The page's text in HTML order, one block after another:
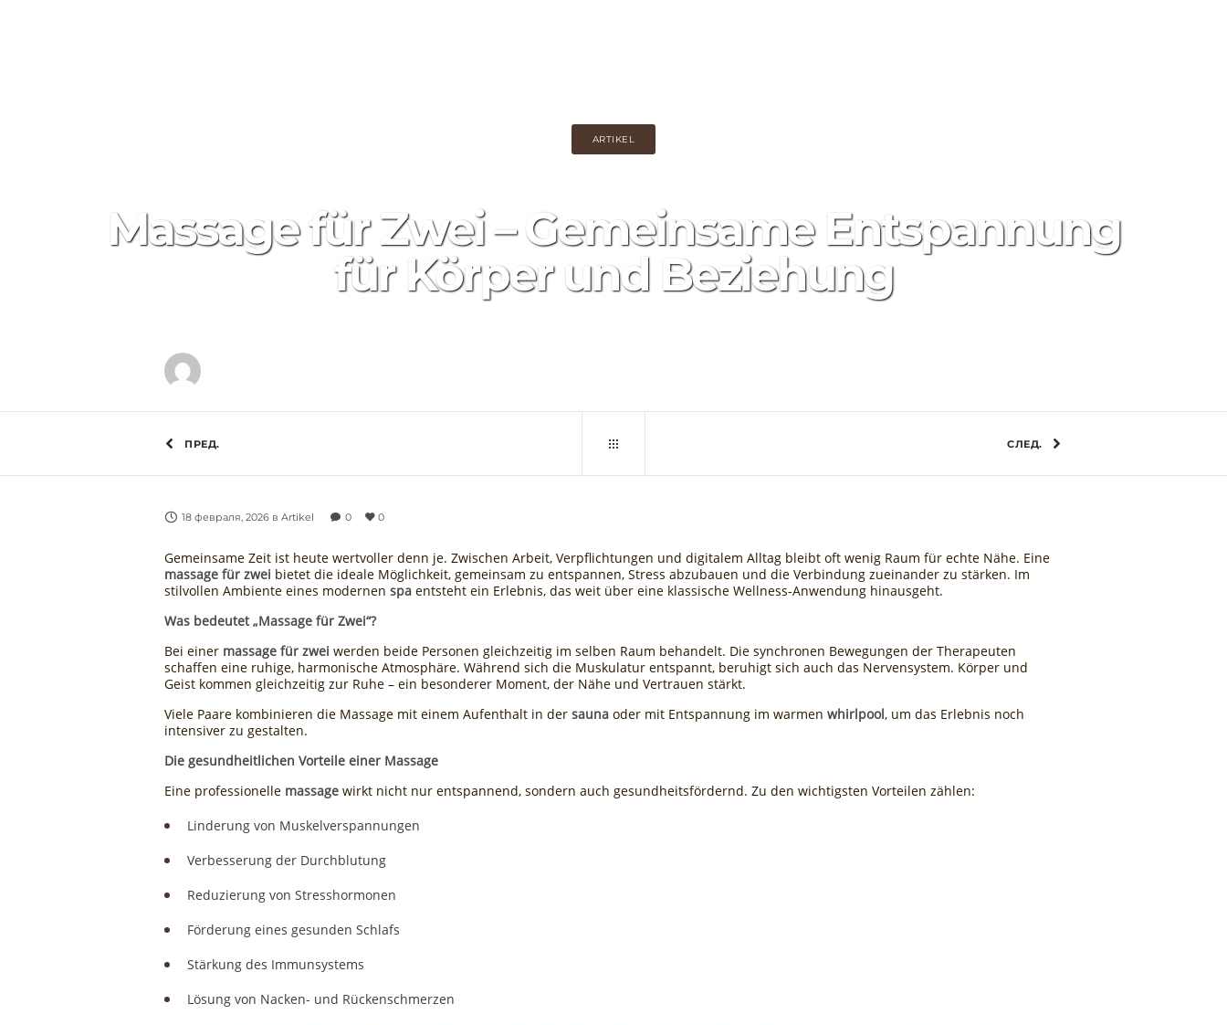
ARTIKEL
Massage für Zwei – Gemeinsame Entspannung
für Körper und Beziehung
ПРЕД. СЛЕД.
18 февраля, 2026 в Artikel 0 0
Gemeinsame Zeit ist heute wertvoller denn je. Zwischen Arbeit, Verpflichtungen und digitalem Alltag bleibt oft wenig Raum für echte Nähe. Eine
massage für zwei bietet die ideale Möglichkeit, gemeinsam zu entspannen, Stress abzubauen und die Verbindung zueinander zu stärken. Im
stilvollen Ambiente eines modernenspa entsteht ein Erlebnis, das weit über eine klassische Wellness-Anwendung hinausgeht.
Was bedeutet „Massage für Zwei“?
Bei einer massage für zwei werden beide Personen gleichzeitig im selben Raum behandelt. Die synchronen Bewegungen der Therapeuten
schaffen eine ruhige, harmonische Atmosphäre. Während sich die Muskulatur entspannt, beruhigt sich auch das Nervensystem. Körper und
Geist kommen gleichzeitig zur Ruhe – ein besonderer Moment, der Nähe und Vertrauen stärkt.
Viele Paare kombinieren die Massage mit einem Aufenthalt in dersauna oder mit Entspannung im warmenwhirlpool, um das Erlebnis noch
intensiver zu gestalten.
Die gesundheitlichen Vorteile einer Massage
Eine professionelle massage wirkt nicht nur entspannend, sondern auch gesundheitsfördernd. Zu den wichtigsten Vorteilen zählen:
Linderung von Muskelverspannungen
Verbesserung der Durchblutung
Reduzierung von Stresshormonen
Förderung eines gesunden Schlafs
Stärkung des Immunsystems
Lösung von Nacken- und Rückenschmerzen